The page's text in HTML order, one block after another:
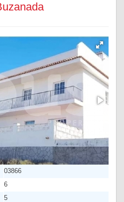
03866
6
5